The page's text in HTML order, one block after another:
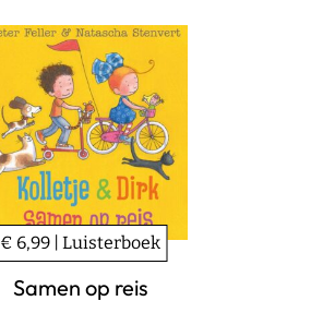
€ 6,99 | Luisterboek
Samen op reis